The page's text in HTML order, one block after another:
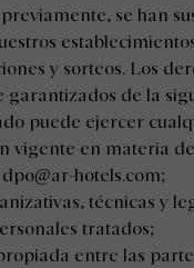
se han
y sorteos. Los
de la
puede ejercer
vigente en materia
dpo@ar-hotels.com;
técnicas y
tratados;
entre las